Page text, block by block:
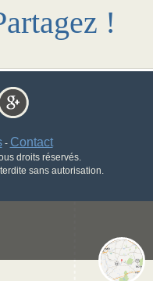
!
- Contact
droits réservés.
sans autorisation.